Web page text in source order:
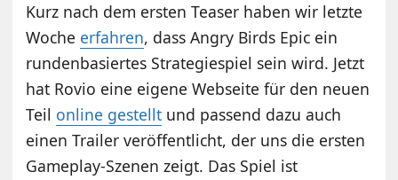
Kurz nach dem ersten Teaser haben wir letzte
Woche erfahren, dass Angry Birds Epic ein
rundenbasiertes Strategiespiel sein wird. Jetzt
hat Rovio eine eigene Webseite für den neuen
Teil online gestellt und passend dazu auch
einen Trailer veröffentlicht, der uns die ersten
Gameplay-Szenen zeigt. Das Spiel ist